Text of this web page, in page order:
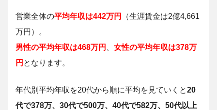
営業全体の平均年収は442万円
（生涯賃金は2億4,661
万円）。
男性の平均年収は468万円
女性の平均年収は378万
円 となります。
年代別平均年収を20代から順に平均を見ていくと20
代で378万、30代で500万、40代で582万、50代以上